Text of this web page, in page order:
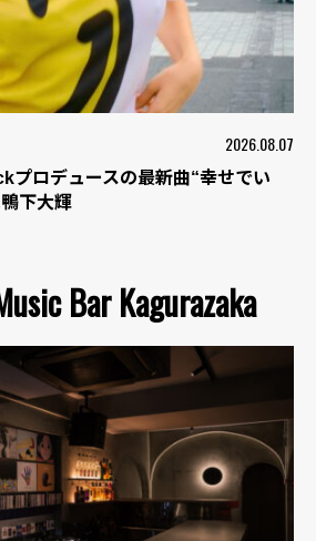
2026.08.07
プロデュースの最新曲“幸せでい
下大輝
Bar Kagurazaka